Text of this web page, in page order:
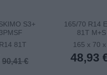
S3+
81T
90,41 €
165/70 R14
81T
165 x 70
48,93